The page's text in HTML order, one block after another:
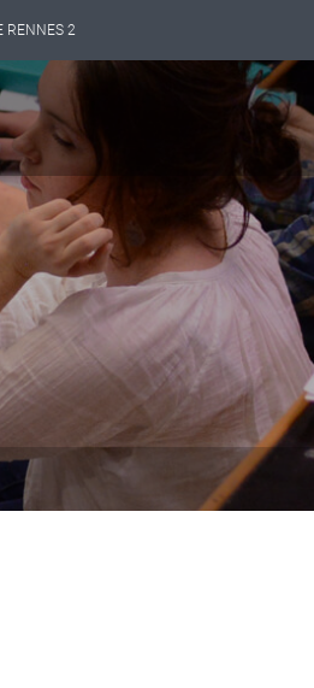
RENNES 2